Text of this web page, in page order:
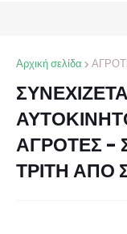
Αρχική σελίδα
ΑΓΡΟΤΕΣ -
ΤΡΙΤΗ ΑΠΟ